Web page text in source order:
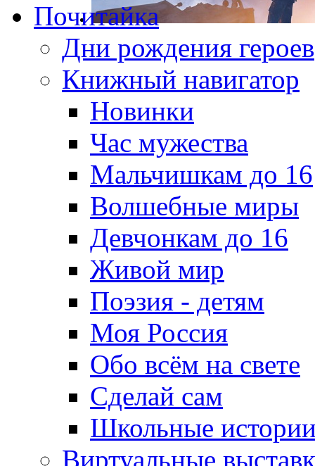
Почитайка
Дни рождения героев
Книжный навигатор
Новинки
Час мужества
Мальчишкам до 16
Волшебные миры
Девчонкам до 16
Живой мир
Поэзия - детям
Моя Россия
Обо всём на свете
Сделай сам
Школьные
Виртуальные